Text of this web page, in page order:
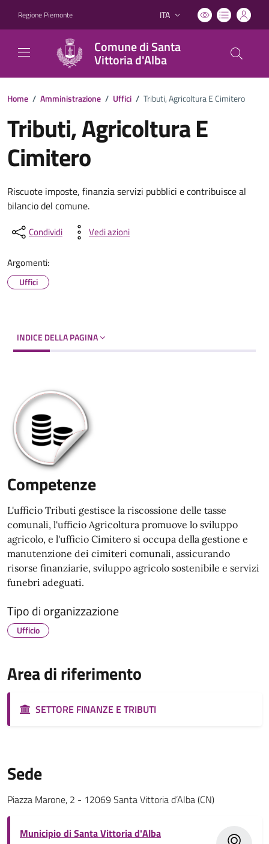
Regione Piemonte Lingua attiva:
ITA
Comune di Santa
Vittoria d'Alba
Home / Amministrazione / Uffici / Tributi, Agricoltura E Cimitero
Tributi, Agricoltura E
Cimitero
Riscuote imposte, finanzia servizi pubblici e contribuisce al
bilancio del comune.
Condividi Vedi azioni
Argomenti:
Uffici
INDICE DELLA PAGINA
Competenze
L'ufficio Tributi gestisce la riscossione delle tasse
comunali, l'ufficio Agricoltura promuove lo sviluppo
agricolo, e l'ufficio Cimitero si occupa della gestione e
manutenzione dei cimiteri comunali, assicurando
risorse finanziarie, sviluppo agricolo sostenibile e servizi
funebri adeguati.
Tipo di organizzazione
Ufficio
Area di riferimento
SETTORE FINANZE E TRIBUTI
Sede
Piazza Marone, 2 - 12069 Santa Vittoria d’Alba (CN)
Municipio di Santa Vittoria d'Alba